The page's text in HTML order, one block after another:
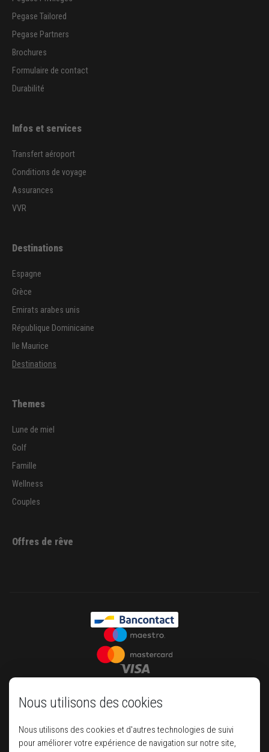
Nous utilisons des cookies
Nous utilisons des cookies et d'autres technologies de suivi
pour améliorer votre expérience de navigation sur notre site,
Pegase Tailored
Pegase Partners
Brochures
Formulaire de contact
Durabilité
Infos et services
Transfert aéroport
Conditions de voyage
Assurances
VVR
Destinations
Espagne
Grèce
Emirats arabes unis
République Dominicaine
Ile Maurice
Destinations
Themes
Lune de miel
Golf
Famille
Wellness
Couples
Offres de rêve